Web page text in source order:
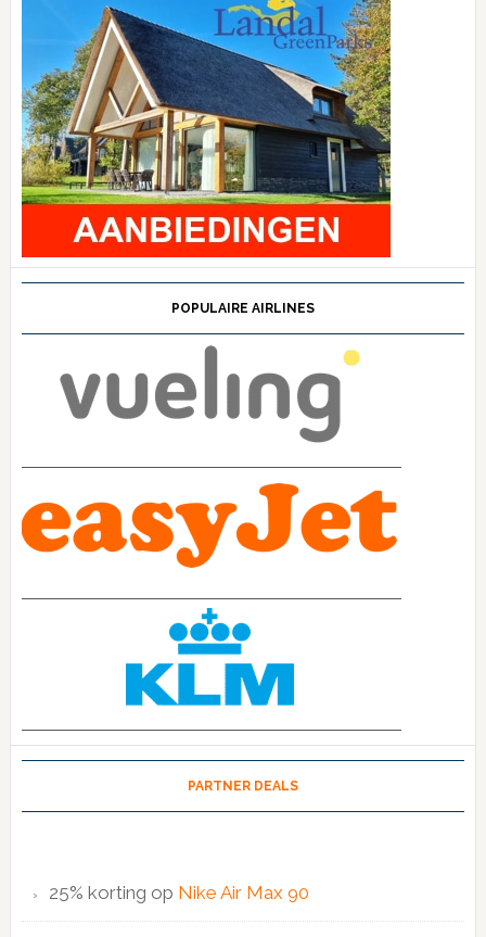
POPULAIRE AIRLINES
PARTNER DEALS
25% korting op Nike Air Max 90